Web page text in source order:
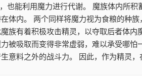
也能利用魔力进行代谢。 魔族体内所
体内。 两个同样将魔力视为食粮的种
族有着积极攻击精灵，以夺取后者体
被吸取而变得非常虚弱，难以承受哪
意料之外的战斗力。 因此，作为精灵，